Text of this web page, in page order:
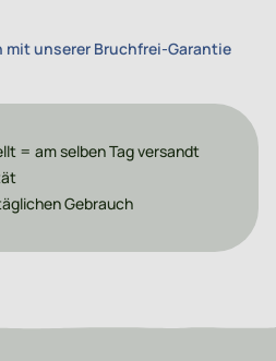
unserer Bruchfrei-Garantie
= am selben Tag versandt
Gebrauch